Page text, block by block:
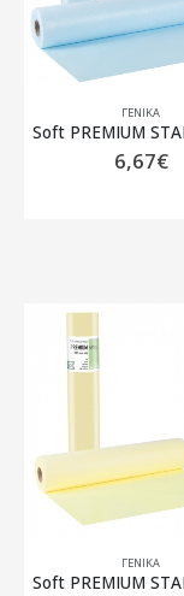
ΓΕΝΙΚΆ
6,67€
ΓΕΝΙΚΆ